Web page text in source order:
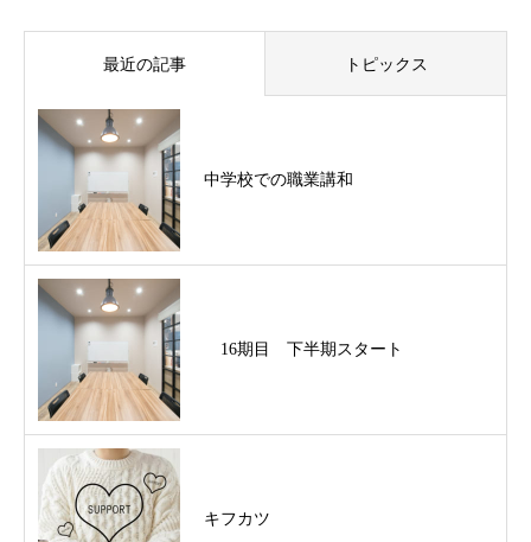
最近の記事 トピックス
中学校での職業講和
16期目 下半期スタート
キフカツ